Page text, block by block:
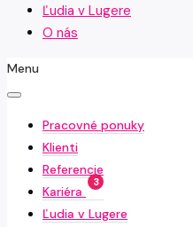
Ľudia v Lugere
O nás
Menu
Pracovné ponuky
Klienti
Referencie
Kariéra
3
Ľudia v Lugere